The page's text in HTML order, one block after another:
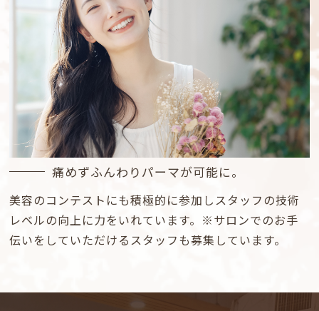
痛めずふんわりパーマが可能に。
美容のコンテストにも積極的に参加しスタッフの技術
レベルの向上に力をいれています。※サロンでのお手
伝いをしていただけるスタッフも募集しています。